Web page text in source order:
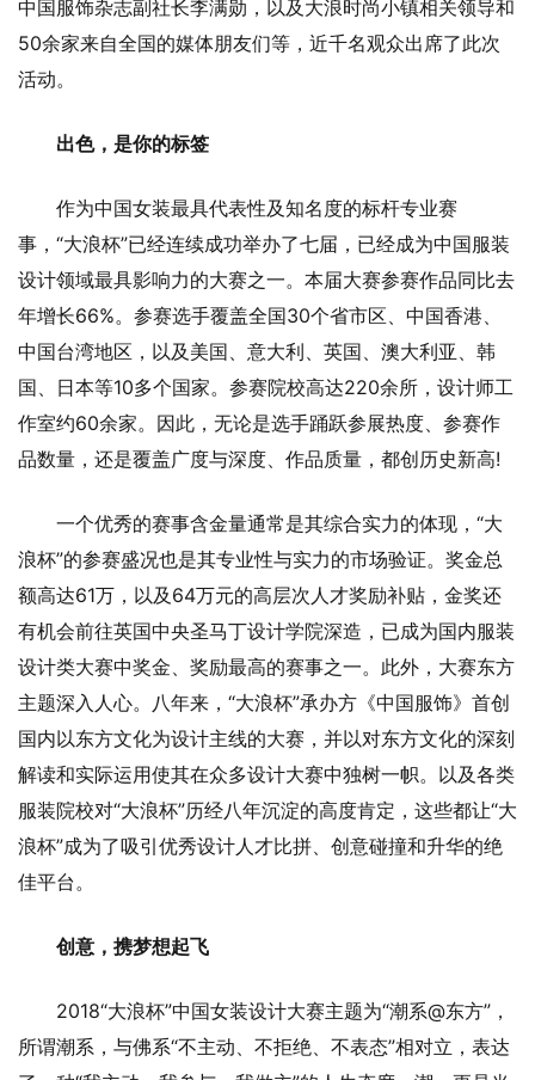
中国服饰杂志副社长李满勋，以及大浪时尚小镇相关领导和
50余家来自全国的媒体朋友们等，近千名观众出席了此次
活动。
出色，是你的标签
作为中国女装最具代表性及知名度的标杆专业赛
事，“大浪杯”已经连续成功举办了七届，已经成为中国服装
设计领域最具影响力的大赛之一。本届大赛参赛作品同比去
年增长66%。参赛选手覆盖全国30个省市区、中国香港、
中国台湾地区，以及美国、意大利、英国、澳大利亚、韩
国、日本等10多个国家。参赛院校高达220余所，设计师工
作室约60余家。因此，无论是选手踊跃参展热度、参赛作
品数量，还是覆盖广度与深度、作品质量，都创历史新高!
一个优秀的赛事含金量通常是其综合实力的体现，“大
浪杯”的参赛盛况也是其专业性与实力的市场验证。奖金总
额高达61万，以及64万元的高层次人才奖励补贴，金奖还
有机会前往英国中央圣马丁设计学院深造，已成为国内服装
设计类大赛中奖金、奖励最高的赛事之一。此外，大赛东方
主题深入人心。八年来，“大浪杯”承办方《中国服饰》首创
国内以东方文化为设计主线的大赛，并以对东方文化的深刻
解读和实际运用使其在众多设计大赛中独树一帜。以及各类
服装院校对“大浪杯”历经八年沉淀的高度肯定，这些都让“大
浪杯”成为了吸引优秀设计人才比拼、创意碰撞和升华的绝
佳平台。
创意，携梦想起飞
2018“大浪杯”中国女装设计大赛主题为“潮系@东方”，
所谓潮系，与佛系“不主动、不拒绝、不表态”相对立，表达